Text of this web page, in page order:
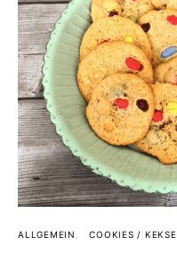
ALLGEMEIN COOKIES / KEKSE